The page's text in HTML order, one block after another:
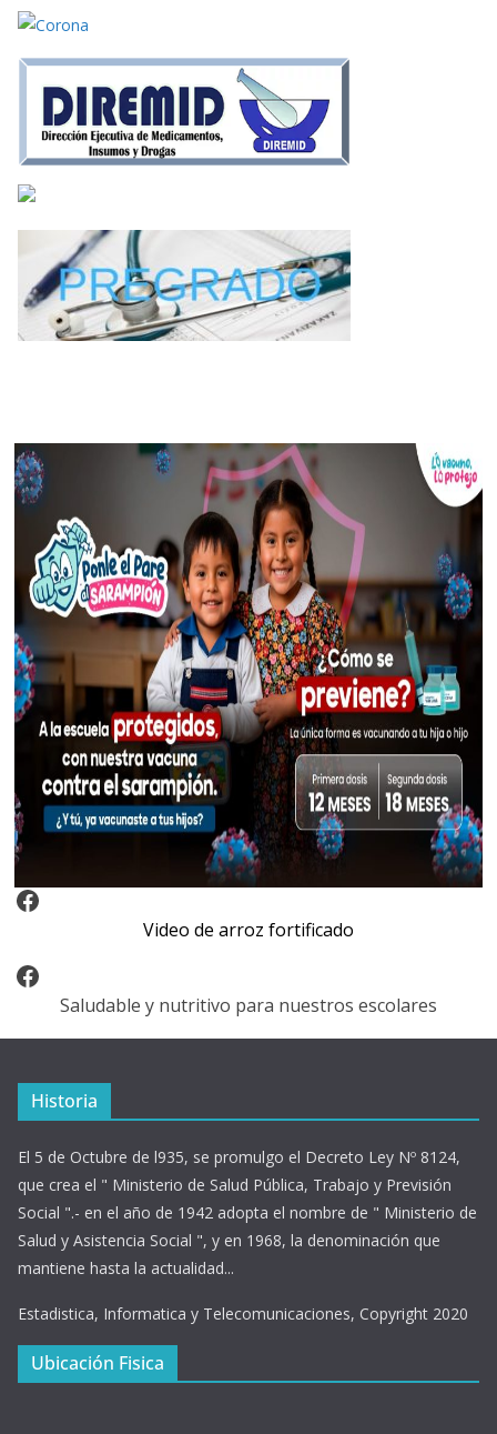
Video Arroz Fortificado
Video de arroz fortificado
Facebook
Saludable y nutritivo para nuestros escolares
Historia
El 5 de Octubre de l935, se promulgo el Decreto Ley Nº 8124,
que crea el " Ministerio de Salud Pública, Trabajo y Previsión
Social ".- en el año de 1942 adopta el nombre de " Ministerio de
Salud y Asistencia Social ", y en 1968, la denominación que
mantiene hasta la actualidad...
Estadistica, Informatica y Telecomunicaciones, Copyright 2020
Ubicación Fisica